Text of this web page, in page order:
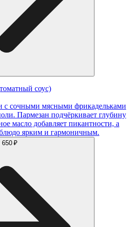
соус)
с сочными мясными фрикадельками
Пармезан подчёркивает глубину
масло добавляет пикантности, а
ярким и гармоничным.
650 ₽